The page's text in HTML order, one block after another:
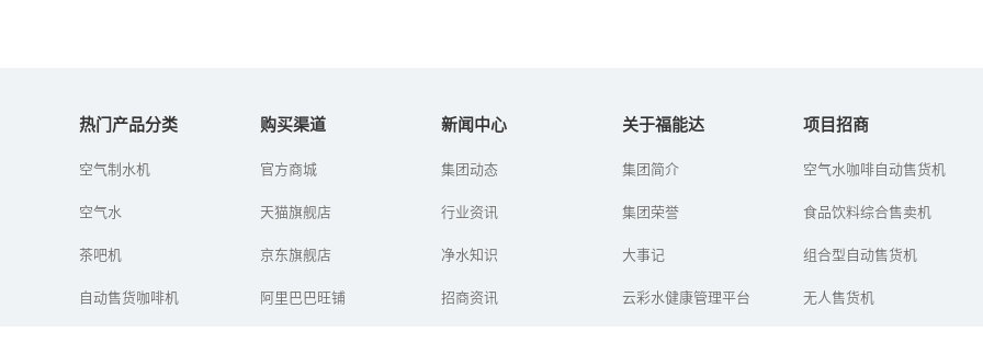
看到草帽飞跑，人们想到
鸟展翅高飞，人们发明了
然的各种生物现象，就能
乏国家，中国就是其中之
水难，都已经成为了普遍
如何从空气中取水？初次
一反应都是：“如今的空
喝吗？”
热门产品分类
空气制水机
空气水
茶吧机
自动售货咖啡机
购买渠道
官方商城
天猫旗舰店
京东旗舰店
阿里巴巴旺铺
新闻中心
集团动态
行业资讯
净水知识
招商资讯
关于福能达
集团简介
集团荣誉
大事记
云彩水健康管理平台
项目招商
空气水咖啡自动售货机
食品饮料综合售卖机
组合型自动售货机
无人售货机